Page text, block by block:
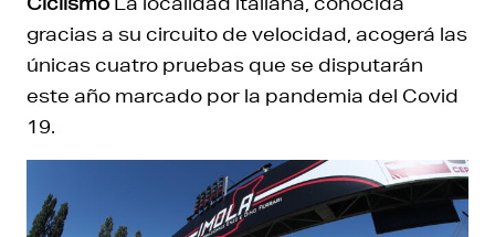
gracias a su circuito de velocidad, acogerá las
únicas cuatro pruebas que se disputarán
este año marcado por la pandemia del Covid
19.